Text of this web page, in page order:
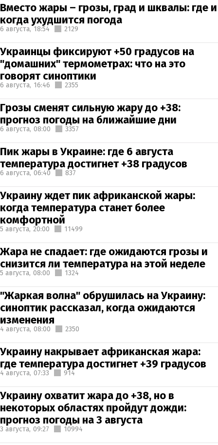
Вместо жары – грозы, град и шквалы: где и
когда ухудшится погода
6 августа, 18:54 2129
Украинцы фиксируют +50 градусов на
"домашних" термометрах: что на это
говорят синоптики
6 августа, 16:46 2355
Грозы сменят сильную жару до +38:
прогноз погоды на ближайшие дни
6 августа, 08:00 3357
Пик жары в Украине: где 6 августа
температура достигнет +38 градусов
6 августа, 06:40 837
Украину ждет пик африканской жары:
когда температура станет более
комфортной
5 августа, 20:00 11499
Жара не спадает: где ожидаются грозы и
снизится ли температура на этой неделе
5 августа, 08:00 1324
"Жаркая волна" обрушилась на Украину:
синоптик рассказал, когда ожидаются
изменения
4 августа, 08:00 2350
Украину накрывает африканская жара:
где температура достигнет +39 градусов
4 августа, 07:33 914
Украину охватит жара до +38, но в
некоторых областях пройдут дожди:
прогноз погоды на 3 августа
3 августа, 09:27 10994